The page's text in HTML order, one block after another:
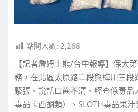
點閱人數: 2,268
【記者詹姆士熊/台中報導】保大
務，在北區太原路二段與梅川三
緊張、説話口齒不清、經查係毒
毒品卡西酮類）、SLOTH毒品果